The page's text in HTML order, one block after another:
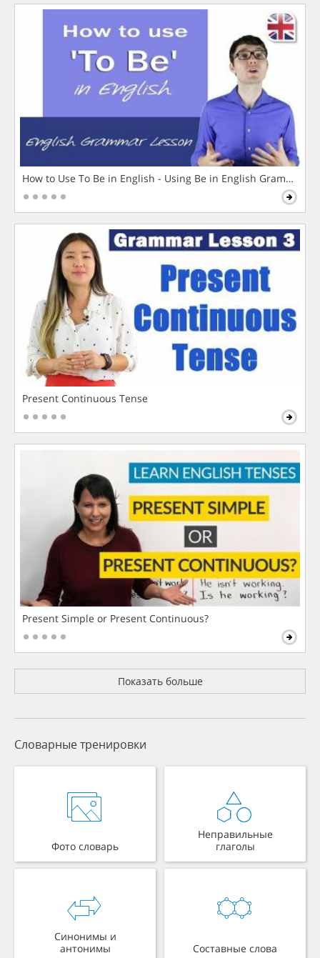
How to Use To Be in English - Using Be in English Grammar
Present Continuous Tense
Present Simple or Present Continuous?
Показать больше
Словарные тренировки
Фото словарь
Неправильные
глаголы
Синонимы и
антонимы
Составные слова